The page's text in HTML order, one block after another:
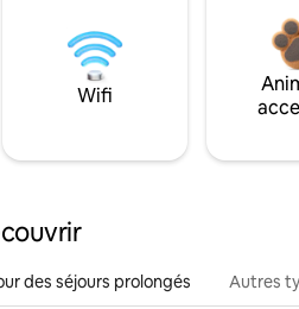
Wifi
des séjours prolongés Autres